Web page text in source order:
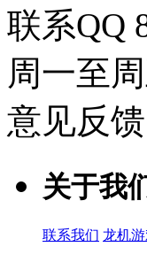
联系QQ
周一至
意见反
关于我
联系我们 龙机